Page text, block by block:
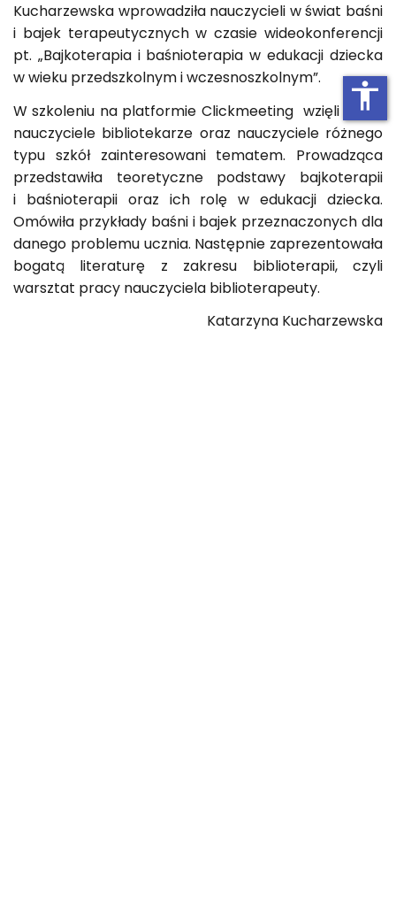
Kucharzewska wprowadziła nauczycieli w świat baśni
i bajek terapeutycznych w czasie wideokonferencji
pt. „Bajkoterapia i baśnioterapia w edukacji dziecka
w wieku przedszkolnym i wczesnoszkolnym”.
W szkoleniu na platformie Clickmeeting wzięli udział
nauczyciele bibliotekarze oraz nauczyciele różnego
typu szkół zainteresowani tematem. Prowadząca
przedstawiła teoretyczne podstawy bajkoterapii
i baśnioterapii oraz ich rolę w edukacji dziecka.
Omówiła przykłady baśni i bajek przeznaczonych dla
danego problemu ucznia. Następnie zaprezentowała
bogatą literaturę z zakresu biblioterapii, czyli
warsztat pracy nauczyciela biblioterapeuty.
Katarzyna Kucharzewska
accessibility